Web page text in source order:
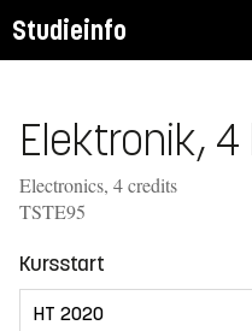
Studieinfo
Elektronik, 4
Electronics, 4 credits
TSTE95
Kursstart